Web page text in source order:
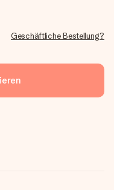
Geschäftliche Bestellung?